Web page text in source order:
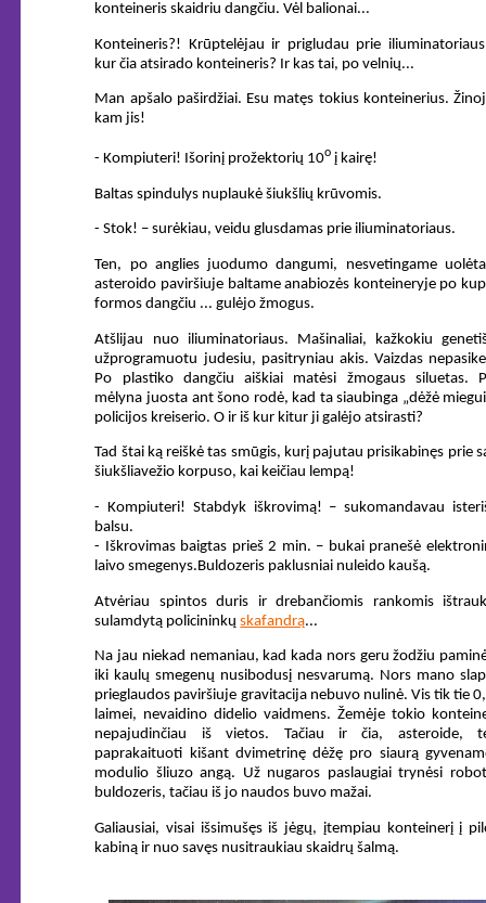
konteineris skaidriu dangčiu. Vėl balionai...
Konteineris?! Krūptelėjau ir prigludau prie
kur čia atsirado konteineris? Ir kas tai, po velnių...
Man apšalo paširdžiai. Esu matęs tokius konteinerius.
kam jis!
- Kompiuteri! Išorinį prožektorių 10o į kairę!
Baltas spindulys nuplaukė šiukšlių krūvomis.
- Stok! – surėkiau, veidu glusdamas prie iliuminatoriaus.
Ten, po anglies juodumo dangumi, nesvetingame
asteroido paviršiuje baltame anabiozės konteineryje po
formos dangčiu ... gulėjo žmogus.
Atšlijau nuo iliuminatoriaus. Mašinaliai, kažkokiu
užprogramuotu judesiu, pasitryniau akis. Vaizdas
Po plastiko dangčiu aiškiai matėsi žmogaus siluetas.
mėlyna juosta ant šono rodė, kad ta siaubinga „dėžė
policijos kreiserio. O ir iš kur kitur ji galėjo atsirasti?
Tad štai ką reiškė tas smūgis, kurį pajutau prisikabinęs prie
šiukšliavežio korpuso, kai keičiau lempą!
- Kompiuteri! Stabdyk iškrovimą! – sukomandavau
balsu.
- Iškrovimas baigtas prieš 2 min. – bukai pranešė
laivo smegenys. Buldozeris paklusniai nuleido kaušą.
Atvėriau spintos duris ir drebančiomis rankomis
sulamdytą policininkųskafandrą...
Na jau niekad nemaniau, kad kada nors geru žodžiu
iki kaulų smegenų nusibodusį nesvarumą. Nors mano
prieglaudos paviršiuje gravitacija nebuvo nulinė. Vis tik tie
laimei, nevaidino didelio vaidmens. Žemėje tokio
nepajudinčiau iš vietos. Tačiau ir čia, asteroide,
paprakaituoti kišant dvimetrinę dėžę pro siaurą
modulio šliuzo angą. Už nugaros paslaugiai trynėsi
buldozeris, tačiau iš jo naudos buvo mažai.
Galiausiai, visai išsimušęs iš jėgų, įtempiau konteinerį į
kabiną ir nuo savęs nusitraukiau skaidrų šalmą.